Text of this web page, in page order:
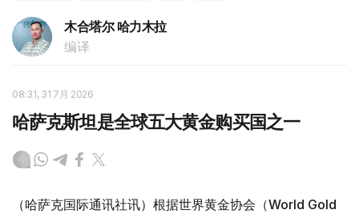
木合塔尔 哈力木拉
编译
08:31, 31 7月 2026
哈萨克斯坦是全球五大黄金购买国之一
（哈萨克国际通讯社讯）根据世界黄金协会（World Gold